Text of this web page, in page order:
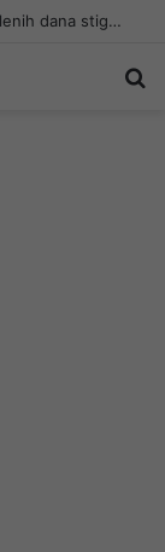
Mostar konačno dočekao kišu, nakon paklenih dana stiglo kratko osvježenje